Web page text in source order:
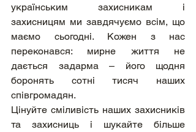
українським захисникам і
захисницям ми завдячуємо всім, що
маємо сьогодні. Кожен з нас
переконався: мирне життя не
дається задарма – його щодня
боронять сотні тисяч наших
співгромадян.
Цінуйте сміливість наших захисників
та захисниць і шукайте більше